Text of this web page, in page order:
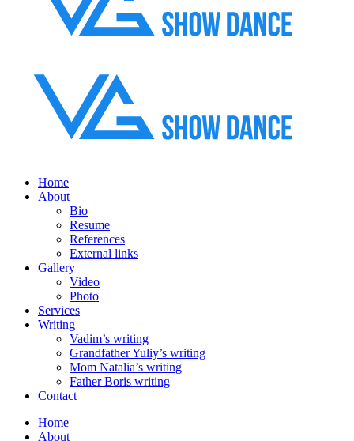
Home
About
Bio
Resume
References
External links
Gallery
Video
Photo
Services
Writing
Vadim’s writing
Grandfather Yuliy’s writing
Mom Natalia’s writing
Father Boris writing
Contact
Home
About